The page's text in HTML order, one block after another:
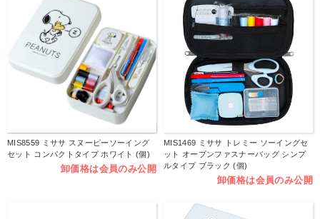
MIS8559 ミササ スヌーピーソーイング
セット コンパクトタイプ ホワイト (個)
卸価格は会員のみ公開
MIS1469 ミササ トレミー ソーイングセ
ット オープンファスナーバッグ シンプ
ルタイプ ブラック (個)
卸価格は会員のみ公開